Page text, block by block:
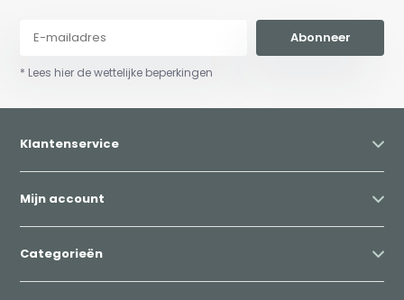
Abonneer
* Lees hier de wettelijke beperkingen
Klantenservice
Mijn account
Categorieën